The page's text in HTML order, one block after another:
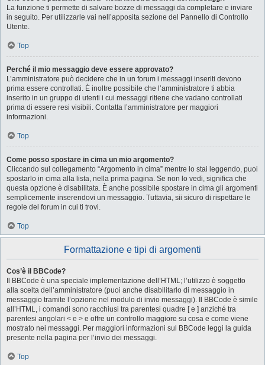
La funzione ti permette di salvare bozze di messaggi da completare e inviare
in seguito. Per utilizzarle vai nell’apposita sezione del Pannello di Controllo
Utente.
Top
Perché il mio messaggio deve essere approvato?
L’amministratore può decidere che in un forum i messaggi inseriti devono
prima essere controllati. È inoltre possibile che l’amministratore ti abbia
inserito in un gruppo di utenti i cui messaggi ritiene che vadano controllati
prima di essere resi visibili. Contatta l’amministratore per maggiori
informazioni.
Top
Come posso spostare in cima un mio argomento?
Cliccando sul collegamento “Argomento in cima” mentre lo stai leggendo, puoi
spostarlo in cima alla lista, nella prima pagina. Se non lo vedi, significa che
questa opzione è disabilitata. È anche possibile spostare in cima gli argomenti
semplicemente inserendovi un messaggio. Tuttavia, sii sicuro di rispettare le
regole del forum in cui ti trovi.
Top
Formattazione e tipi di argomenti
Cos’è il BBCode?
Il BBCode è una speciale implementazione dell’HTML; l’utilizzo è soggetto
alla scelta dell’amministratore (puoi anche disabilitarlo di messaggio in
messaggio tramite l’opzione nel modulo di invio messaggi). Il BBCode è simile
all’HTML, i comandi sono racchiusi tra parentesi quadre [ e ] anziché tra
parentesi angolari < e > e offre un controllo maggiore su cosa e come viene
mostrato nei messaggi. Per maggiori informazioni sul BBCode leggi la guida
presente nella pagina per l’invio dei messaggi.
Top